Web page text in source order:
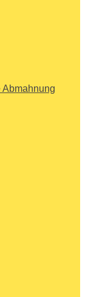
Abmahnung